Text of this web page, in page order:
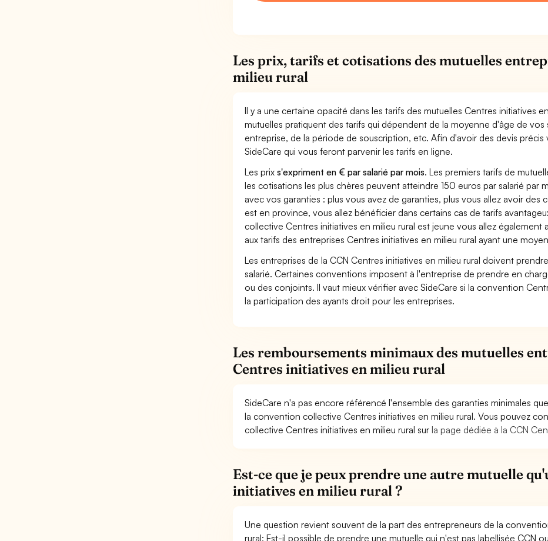
Les prix, tarifs et cotisations des mutuelles
milieu rural
Il y a une certaine opacité dans les tarifs des mutuelles Centres initiatives
mutuelles pratiquent des tarifs qui dépendent de la moyenne d'âge de
entreprise, de la période de souscription, etc. Afin d'avoir des devis précis
SideCare qui vous feront parvenir les tarifs en ligne.
Les prixs'expriment en € par salarié par mois. Les premiers tarifs de
les cotisations les plus chères peuvent atteindre 150 euros par salarié par
avec vos garanties : plus vous avez de garanties, plus vous allez avoir
est en province, vous allez bénéficier dans certains cas de tarifs
collective Centres initiatives en milieu rural est jeune vous allez
aux tarifs des entreprises Centres initiatives en milieu rural ayant une
Les entreprises de la CCN Centres initiatives en milieu rural doivent
salarié. Certaines conventions imposent à l'entreprise de prendre en
ou des conjoints. Il vaut mieux vérifier avec SideCare si la convention
la participation des ayants droit pour les entreprises.
Les remboursements minimaux des mutuelles
Centres initiatives en milieu rural
SideCare n'a pas encore référencé l'ensemble des garanties minimales
la convention collective Centres initiatives en milieu rural. Vous pouvez
collective Centres initiatives en milieu rural surla page dédiée à la CCN
Est-ce que je peux prendre une autre mutuelle
initiatives en milieu rural ?
Une question revient souvent de la part des entrepreneurs de la
rural: Est-il possible de prendre une mutuelle qui n'est pas labellisée CCN